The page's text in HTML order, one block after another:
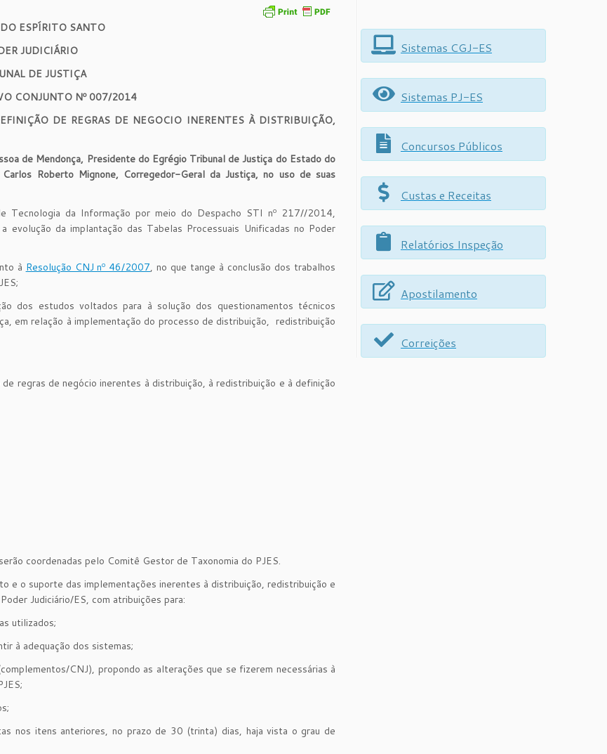
ESPÍRITO SANTO
JUDICIÁRIO
DE JUSTIÇA
CONJUNTO Nº 007/2014
DE REGRAS DE NEGOCIO INERENTES À DISTRIBUIÇÃO,
de Mendonça, Presidente do Egrégio Tribunal de Justiça do Estado do
Roberto Mignone, Corregedor-Geral da Justiça, no uso de suas
Tecnologia da Informação por meio do Despacho STI nº 217//2014,
da implantação das Tabelas Processuais Unificadas no Poder
à Resolução CNJ nº 46/2007, no que tange à conclusão dos trabalhos
dos estudos voltados para à solução dos questionamentos técnicos
em relação à implementação do processo de distribuição, redistribuição
regras de negócio inerentes à distribuição, à redistribuição e à definição
coordenadas pelo Comitê Gestor de Taxonomia do PJES.
e o suporte das implementações inerentes à distribuição, redistribuição e
Judiciário/ES, com atribuições para:
utilizados;
à adequação dos sistemas;
CNJ), propondo as alterações que se fizerem necessárias à
nos itens anteriores, no prazo de 30 (trinta) dias, haja vista o grau de
Sistemas CGJ-ES
Sistemas PJ-ES
Concursos Públicos
Custas e Receitas
Relatórios Inspeção
Apostilamento
Correições